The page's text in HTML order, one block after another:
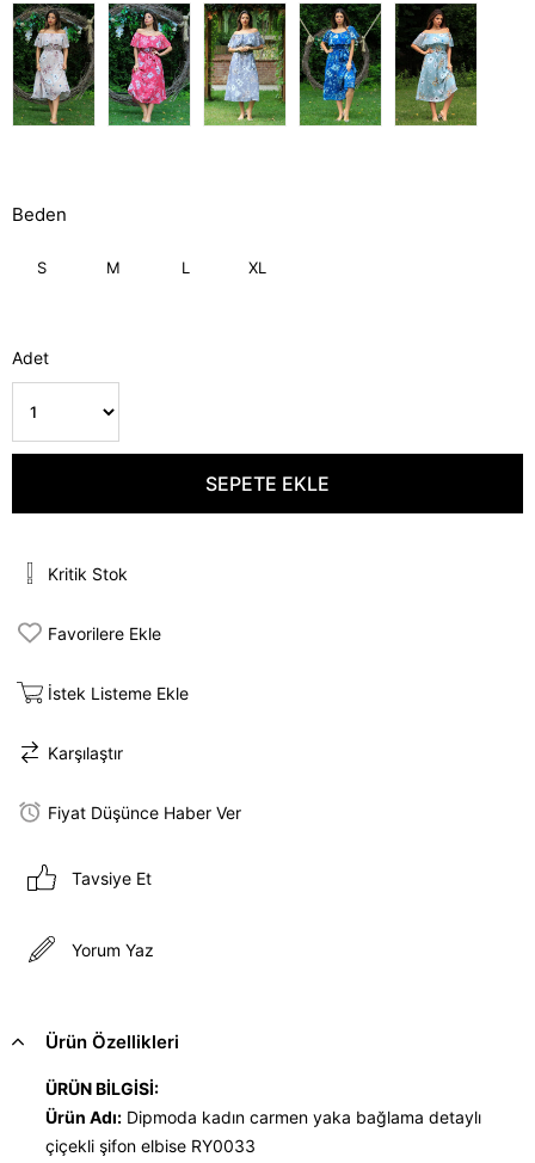
Beden
S M L XL
Adet
Kritik Stok
Favorilere Ekle
İstek Listeme Ekle
Karşılaştır
Fiyat Düşünce Haber Ver
Tavsiye Et
Yorum Yaz
Ürün Özellikleri
ÜRÜN BİLGİSİ:
Ürün Adı: Dipmoda kadın carmen yaka bağlama detaylı
çiçekli şifon elbise RY0033